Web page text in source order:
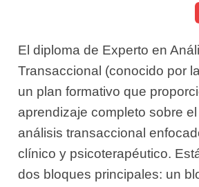
El diploma de Experto en
Transaccional (conocido por
un plan formativo que
aprendizaje completo sobre el
análisis transaccional
clínico y psicoterapéutico.
dos bloques principales: un